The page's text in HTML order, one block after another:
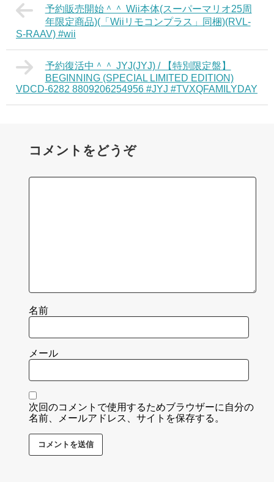
予約販売開始＾＾ Wii本体(スーパーマリオ25周
年限定商品)(「Wiiリモコンプラス」同梱)(RVL-
S-RAAV) #wii
予約復活中＾＾ JYJ(JYJ) / 【特別限定盤】
BEGINNING (SPECIAL LIMITED EDITION)
VDCD-6282 8809206254956 #JYJ #TVXQFAMILYDAY
コメントをどうぞ
名前
メール
次回のコメントで使用するためブラウザーに自分の
名前、メールアドレス、サイトを保存する。